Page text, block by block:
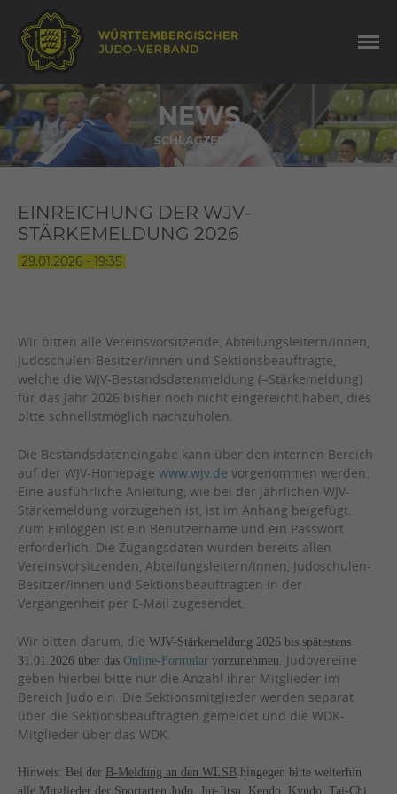
NEWS
SCHLAGZEILEN
EINREICHUNG DER WJV-
STÄRKEMELDUNG 2026
29.01.2026 - 19:35
Wir bitten alle Vereinsvorsitzende, Abteilungsleitern/innen,
Judoschulen-Besitzer/innen und Sektionsbeauftragte,
welche die WJV-Bestandsdatenmeldung (=Stärkemeldung)
für das Jahr 2026 bisher noch nicht eingereicht haben, dies
bitte schnellstmöglich nachzuholen.
Die Bestandsdateneingabe kann über den internen Bereich
auf der WJV-Homepage www.wjv.de vorgenommen werden.
Eine ausführliche Anleitung, wie bei der jährlichen WJV-
Stärkemeldung vorzugehen ist, ist im Anhang beigefügt.
Zum Einloggen ist ein Benutzername und ein Passwort
erforderlich. Die Zugangsdaten wurden bereits allen
Vereinsvorsitzenden, Abteilungsleitern/innen, Judoschulen-
Besitzer/innen und Sektionsbeauftragten in der
Vergangenheit per E-Mail zugesendet.
Wir bitten darum, die WJV-Stärkemeldung 2026 bis spätestens
31.01.2026 über das Online-Formular vorzunehmen. Judovereine
geben hierbei bitte nur die Anzahl ihrer Mitglieder im
Bereich Judo ein. Die Sektionsmitglieder werden separat
über die Sektionsbeauftragten gemeldet und die WDK-
Mitglieder über das WDK.
Hinweis: Bei der B-Meldung an den WLSB hingegen bitte weiterhin
alle Mitglieder der Sportarten Judo, Jiu-Jitsu, Kendo, Kyudo, Tai-Chi,